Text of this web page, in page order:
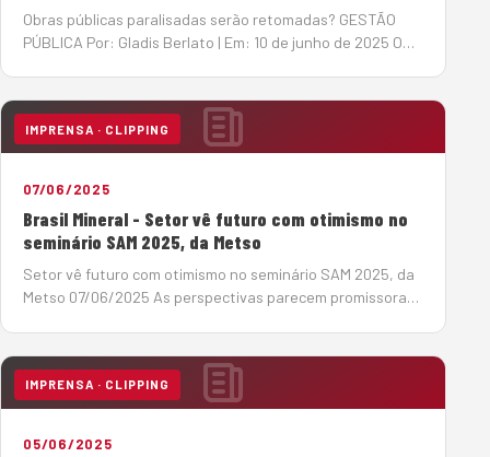
Obras públicas paralisadas serão retomadas? GESTÃO
PÚBLICA Por: Gladis Berlato | Em: 10 de junho de 2025 O
paralisadas, algumas delas h&a…
IMPRENSA · CLIPPING
07/06/2025
Brasil Mineral - Setor vê futuro com otimismo no
seminário SAM 2025, da Metso
Setor vê futuro com otimismo no seminário SAM 2025, da
Metso 07/06/2025 As perspectivas parecem promissoras,
os investimentos devem somar R$ 1,02 tri…
IMPRENSA · CLIPPING
05/06/2025